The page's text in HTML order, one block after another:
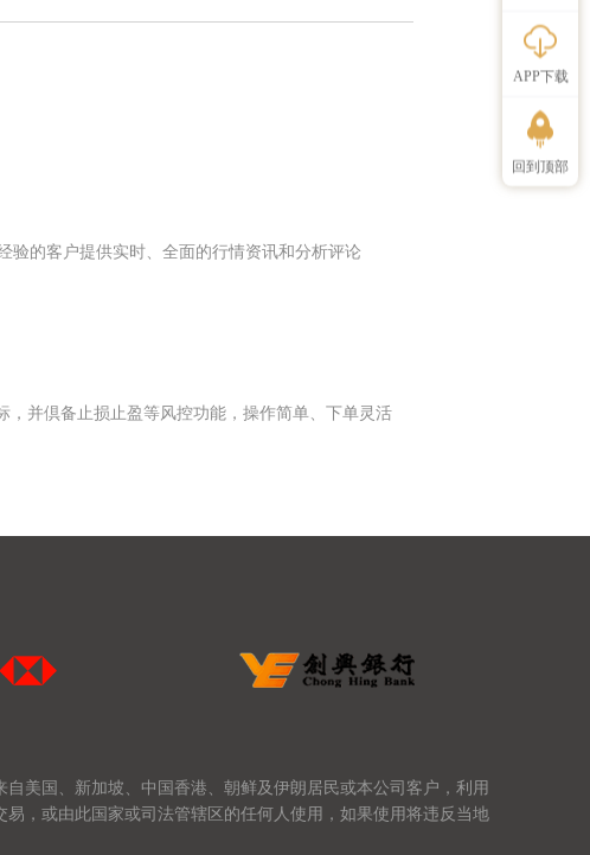
APP下载
回到顶部
验的客户提供实时、全面的行情资讯和分析评论
并倶备止损止盈等风控功能，操作简单、下单灵活
美国、新加坡、中国香港、朝鲜及伊朗居民或本公司客户，利用
易，或由此国家或司法管辖区的任何人使用，如果使用将违反当地